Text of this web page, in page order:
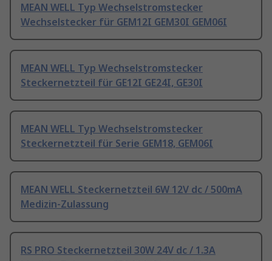
MEAN WELL Typ Wechselstromstecker
Wechselstecker für GEM12I GEM30I GEM06I
MEAN WELL Typ Wechselstromstecker
Steckernetzteil für GE12I GE24I, GE30I
MEAN WELL Typ Wechselstromstecker
Steckernetzteil für Serie GEM18, GEM06I
MEAN WELL Steckernetzteil 6W 12V dc / 500mA
Medizin-Zulassung
RS PRO Steckernetzteil 30W 24V dc / 1.3A